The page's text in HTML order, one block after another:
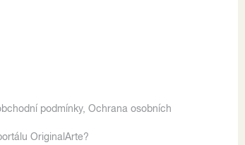
podmínky, Ochrana osobních
OriginalArte?